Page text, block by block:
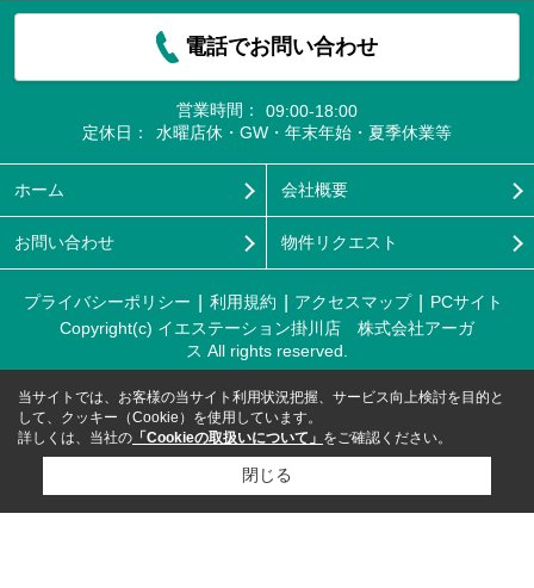
電話でお問い合わせ
営業時間：
09:00-18:00
定休日：
水曜店休・GW・年末年始・夏季休業等
ホーム 会社概要
お問い合わせ 物件リクエスト
プライバシーポリシー 利用規約 アクセスマップ
PCサイト
Copyright(c) イエステーション掛川店 株式会社アーガ
ス All rights reserved.
当サイトでは、お客様の当サイト利用状況把握、サービス向上検討を目的と
して、クッキー（Cookie）を使用しています。
詳しくは、当社の 「Cookieの取扱いについて」 をご確認ください。
閉じる